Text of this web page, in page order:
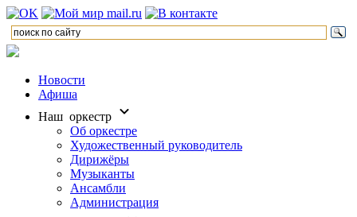
Новости
Афиша
Наш оркестр
Об оркестре
Художественный руководитель
Дирижёры
Музыканты
Ансамбли
Администрация